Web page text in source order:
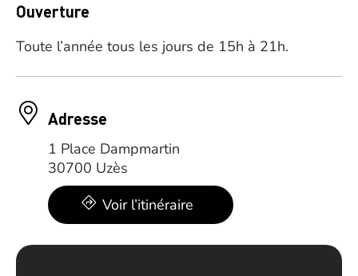
Ouverture
Toute l’année tous les jours de 15h à 21h.
Adresse
1 Place Dampmartin
30700 Uzès
Voir l’itinéraire